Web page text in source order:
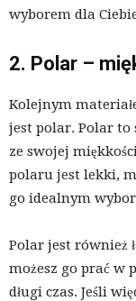
wyborem dla
2. Polar –
Kolejnym
jest polar. Polar to
ze swojej
polaru jest lekki,
go idealnym
Polar jest również
możesz go prać w
długi czas. Jeśli